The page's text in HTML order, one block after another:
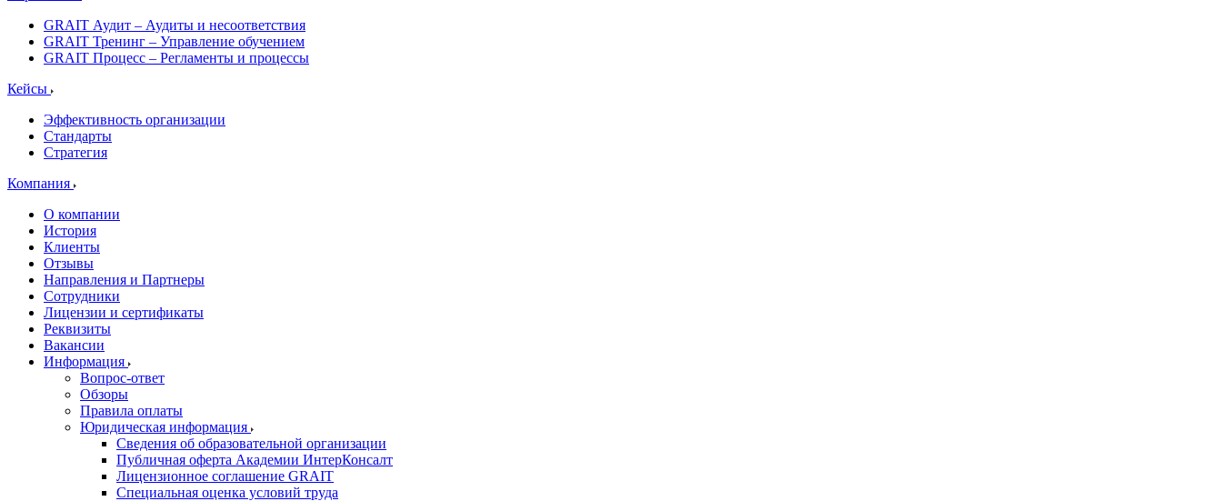
GRAIT Аудит – Аудиты и несоответствия
GRAIT Тренинг – Управление обучением
GRAIT Процесс – Регламенты и процессы
Кейсы
Эффективность организации
Стандарты
Стратегия
Компания
О компании
История
Клиенты
Отзывы
Направления и Партнеры
Сотрудники
Лицензии и сертификаты
Реквизиты
Вакансии
Информация
Вопрос-ответ
Обзоры
Правила оплаты
Юридическая информация
Сведения об образовательной организации
Публичная оферта Академии ИнтерКонсалт
Лицензионное соглашение GRAIT
Специальная оценка условий труда